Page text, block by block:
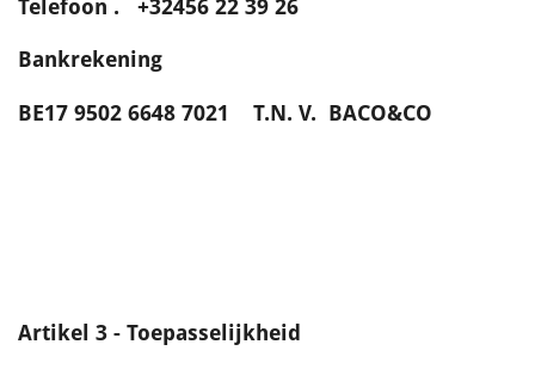
Telefoon . +32456 22 39 26
Bankrekening
BE17 9502 6648 7021 T.N. V. BACO&CO
Artikel 3 - Toepasselijkheid